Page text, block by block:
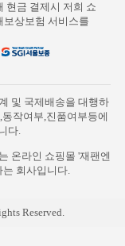
현금 결제시 저희 쇼
보상보험 서비스를
및 국제배송을 대행하
작여부,진품여부등에
다.
온라인 쇼핑몰 '재팬엔
회사입니다.
Reserved.